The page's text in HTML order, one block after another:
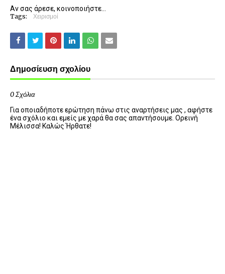
Αν σας άρεσε, κοινοποιήστε...
Tags: Χειρισμοί
Δημοσίευση σχολίου
0 Σχόλια
Για οποιαδήποτε ερώτηση πάνω στις αναρτήσεις μας , αφήστε
ένα σχόλιο και εμείς με χαρά θα σας απαντήσουμε. Ορεινή
Μέλισσα! Καλώς Ήρθατε!